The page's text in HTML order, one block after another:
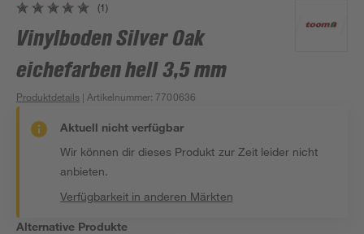
(1)
Vinylboden Silver Oak
eichefarben hell 3,5 mm
Produktdetails | Artikelnummer: 7700636
Aktuell nicht verfügbar
Wir können dir dieses Produkt zur Zeit leider nicht
anbieten.
Verfügbarkeit in anderen Märkten
Alternative Produkte